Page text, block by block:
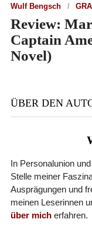
Wulf Bengsch
Review:
Captain
Novel)
ÜBER DEN
In Personalunion
Stelle meiner
Ausprägungen und
meinen Leserinnen
über micherfahren.